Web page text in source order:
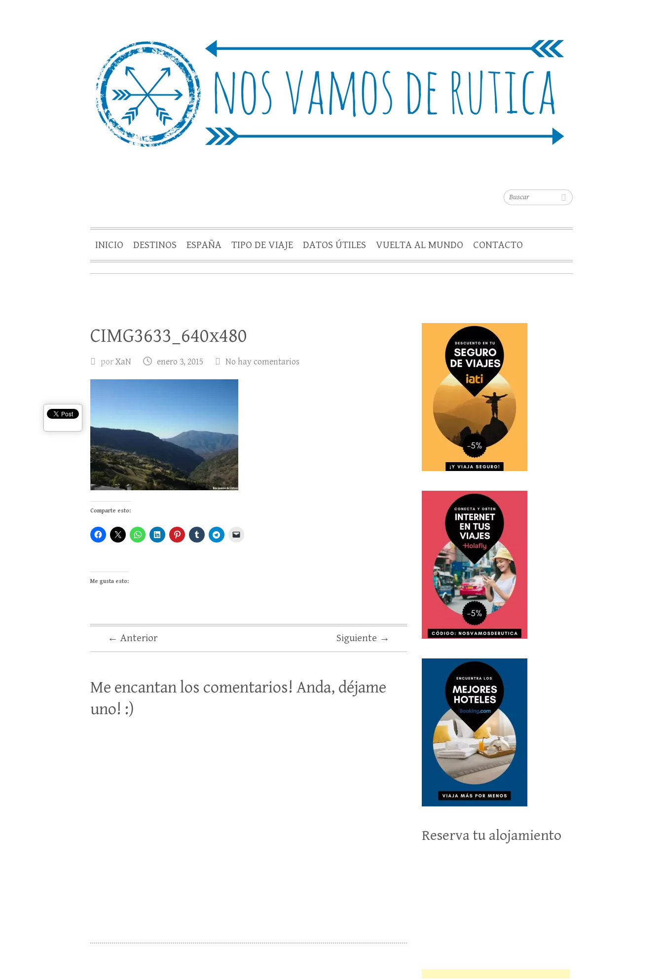
Buscar
Nos Vamos de Rutica
Un blog de viajes donde se comparte experiencias, trucos y consejos.
INICIO DESTINOS ESPAÑA TIPO DE VIAJE DATOS ÚTILES VUELTA AL MUNDO CONTACTO
CIMG3633_640x480
porXaN enero 3, 2015 No hay comentarios
Comparte esto:
Me gusta esto:
← Anterior Siguiente →
Me encantan los comentarios! Anda, déjame
uno! :)
Reserva tu alojamiento